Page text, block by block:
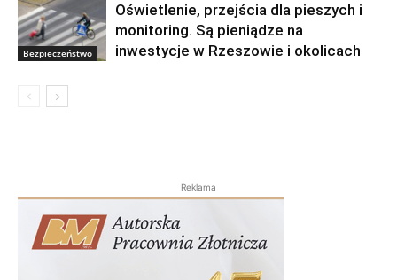
Bezpieczeństwo
Oświetlenie, przejścia dla pieszych i
monitoring. Są pieniądze na
inwestycje w Rzeszowie i okolicach
Reklama